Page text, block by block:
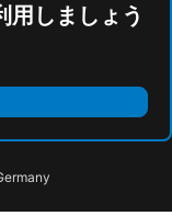
用しましょう